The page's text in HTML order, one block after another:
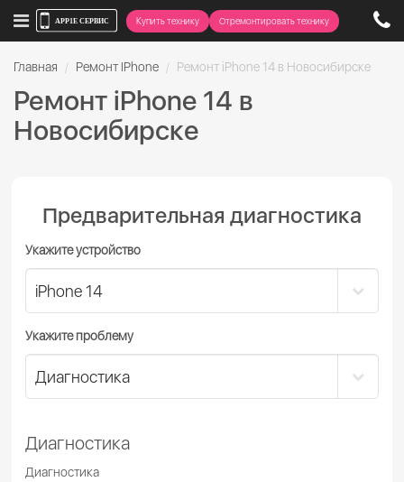
Купить технику Отремонтировать технику
Главная Ремонт IPhone Ремонт iPhone 14 в Новосибирске
Ремонт iPhone 14 в
Новосибирске
Предварительная диагностика
Укажите устройство
Укажите проблему
Диагностика
Диагностика